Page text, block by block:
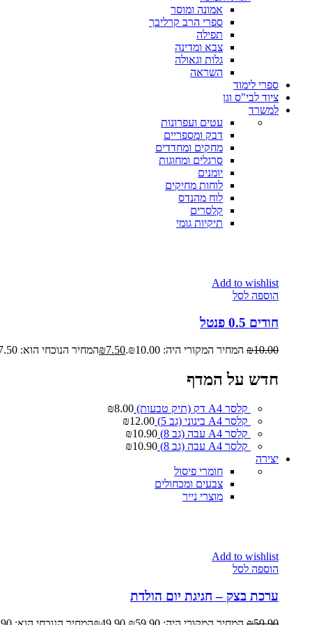
אמונה ומוסר
ספרי הרב קרליבך
תפילה
צבא ומדינה
גלות וגאולה
השראה
ספרי לימוד
ציוד לבי"ס וגן
למשרד
עטים ועפרונות
דבק ומספריים
מחקים ומחדדים
סרגלים ומחוגות
יומנים
לוחות מחיקים
לוח מהנדס
קלסרים
תיקיות גומי
Add to wishlist
הוספה לסל
חודים 0.5 פנטל
₪10.00 המחיר המקורי היה: ₪10.00. ₪7.50 המחיר הנוכחי הוא: ₪7.50.
חדש על המדף
קלסר A4 דק (תיק טבעות) ₪8.00
קלסר A4 בינוני (גב 5)
₪12.00
קלסר A4 עבה (גב 8)
₪10.90
קלסר A4 עבה (גב 8)
₪10.90
יצירה
חומרי פיסול
צבעים ומכחולים
מוצרי נייר
Add to wishlist
הוספה לסל
ערכת בצק – חגיגת יום הולדת